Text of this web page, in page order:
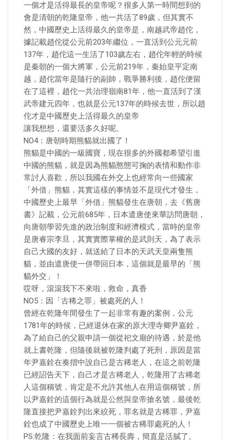
一個才是活得最長的皇帝呢？很多人第一時間想到的
會是清朝的乾隆皇帝，他一共活了89歲，但其實不
然，中國歷史上活得最久的皇帝是，南越武帝趙佗，
據記載趙佗從公元前203年繼位，一直活到公元元前
137年，趙佗這一生活了103歲左右，趙佗年輕的時候
是秦朝的一個大將軍，公元前219年，秦始皇平定南
越，趙佗當年是隨行的副帥，戰爭勝利後，趙佗便留
在了這裡，趙佗一共治理嶺南81年，他一直活到了漢
武帝建元四年，也就是公元137年的時候去世，所以趙
佗才是中國歷史上活得最久的皇帝
讓我想想，還要活多久好呢。
NO4：唐朝時期熊貓就出國了！
熊貓是中國的一級國寶，現在很多的外國都希望引進
中國的熊貓，就是因為熊貓憨態可掬的表情和動作非
常討人喜歡，所以我國在外交上也經常向一些國家
「外借」熊貓，其實這樣的事情並不是現代才發生，
中國歷史上最早「外借」熊貓發生在唐朝，去《舊唐
書》記載，公元前685年，日本遣唐使來華訪問唐朝，
向唐朝學習先進的政治制度和經濟模式，當時的皇帝
是唐睿宗李旦，其實實際掌權的是武則天，為了表示
自己大國的友好，就送給了日本的天武天皇兩隻熊
貓，並由遣唐使一併帶回日本，這個就是最早的「熊
貓外交」！
哎呀，滾滾我下不來啦，救命，真香
NO5：因「古稀之罪」被處死的人！
曾經在乾隆年間發生了一起非常有趣的案例，公元
1781年的時候，已經退休在家的原大理寺卿尹嘉銓，
為了給自己的父親申請一個從祀文廟的待遇，於是他
就上書乾隆，但隨後就被乾隆判處了死刑，原因是當
年尹嘉銓在奏摺中說自己是古稀老人，在這之前乾隆
已經詔告天下，自己才是古稀老人，乾隆用了古稀老
人這個稱號，肯定是不允許其他人在用這個稱號，所
以尹嘉銓的這個行為就是公然與皇帝搶名號，最後乾
隆直接把尹嘉銓判出來絞死，罪名就是古稀罪，尹嘉
銓也成了中國歷史上唯一一個被古稀罪處死的人！
PS:乾隆：在我面前妄言古稀長壽，簡直是活膩了。